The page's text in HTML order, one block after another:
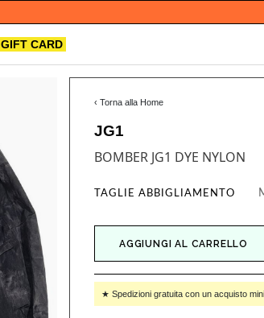
GIFT CARD
‹ Torna alla Home
JG1
BOMBER JG1 DYE NYLON
TAGLIE ABBIGLIAMENTO
AGGIUNGI AL CARRELLO
★ Spedizioni gratuita con un acquisto